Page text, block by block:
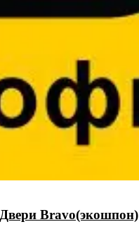
Двери Bravo(экошпон)